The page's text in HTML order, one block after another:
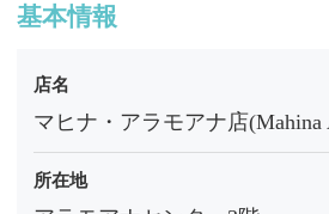
基本情報
店名
マヒナ・アラモアナ店(Mahina
所在地